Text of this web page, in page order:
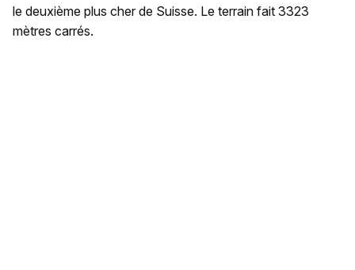
le deuxième plus cher de Suisse. Le terrain fait 3323
mètres carrés.